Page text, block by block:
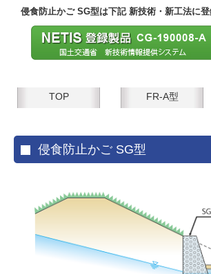
侵食防止かご SG型は下記 新技術・新工法に登
TOP FR-A型
侵食防止かご SG型